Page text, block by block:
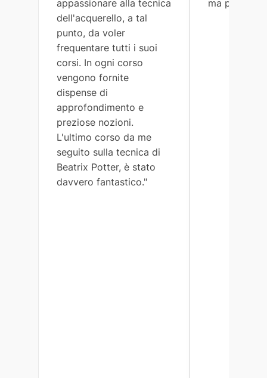
appassionare alla tecnica
dell'acquerello, a tal
punto, da voler
frequentare tutti i suoi
corsi. In ogni corso
vengono fornite
dispense di
approfondimento e
preziose nozioni.
L'ultimo corso da me
seguito sulla tecnica di
Beatrix Potter, è stato
davvero fantastico."
ma preciso."